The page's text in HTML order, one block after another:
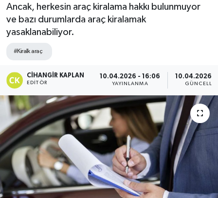
Ancak, herkesin araç kiralama hakkı bulunmuyor
ve bazı durumlarda araç kiralamak
yasaklanabiliyor.
#Kiralk araç
CIHANGIR KAPLAN
EDITÖR
10.04.2026 - 16:06
YAYINLANMA
10.04.2026 -
Son Dakika Haberleri
Haber Arşivi